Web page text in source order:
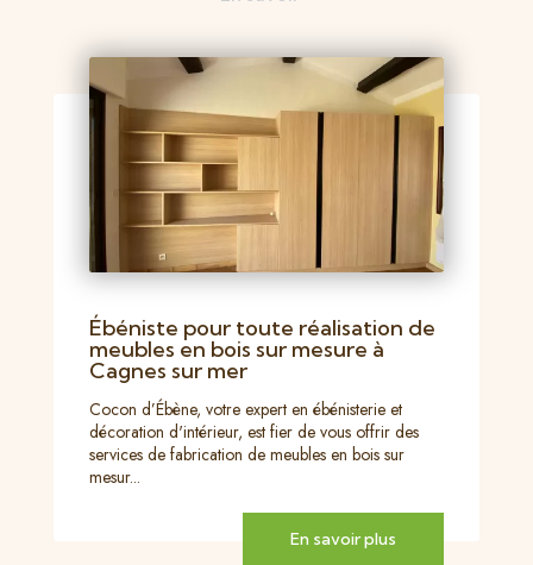
Ébéniste pour toute réalisation de
meubles en bois sur mesure à
Cagnes sur mer
Cocon d’Ébène, votre expert en ébénisterie et
décoration d'intérieur, est fier de vous offrir des
services de fabrication de meubles en bois sur
mesur...
En savoir plus